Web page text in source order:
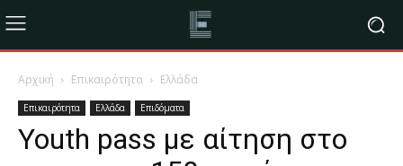
Αρχική Επικαιρότητα Ελλάδα
Επικαιρότητα Ελλάδα Επιδόματα
Youth pass με αίτηση στο